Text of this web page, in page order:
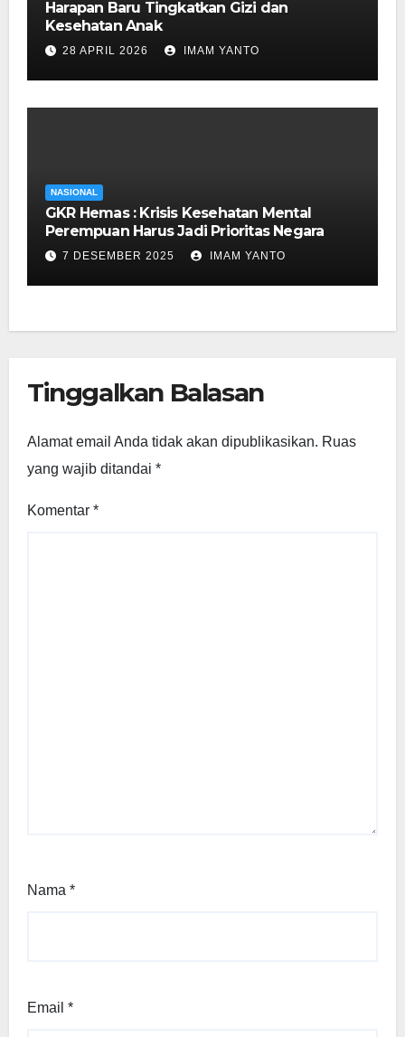
Harapan Baru Tingkatkan Gizi dan
Kesehatan Anak
28 APRIL 2026 IMAM YANTO
NASIONAL
GKR Hemas : Krisis Kesehatan Mental
Perempuan Harus Jadi Prioritas Negara
7 DESEMBER 2025 IMAM YANTO
Tinggalkan Balasan
Alamat email Anda tidak akan dipublikasikan. Ruas
yang wajib ditandai *
Komentar *
Nama *
Email *